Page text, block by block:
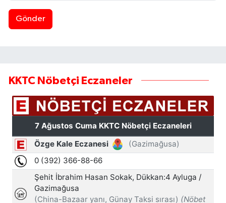
Gönder
KKTC Nöbetçi Eczaneler